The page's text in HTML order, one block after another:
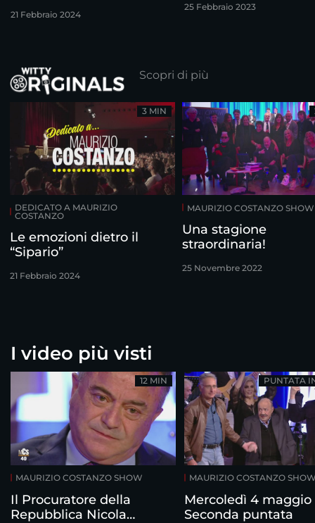
21 Febbraio 2024
intervistati da
25 Febbraio 2023
Scopri di più
DEDICATO A MAURIZIO
COSTANZO
Le emozioni dietro il
“Sipario”
21 Febbraio 2024
3 MIN
MAURIZIO COSTANZO SHOW
Una stagione
straordinaria!
25 Novembre 2022
I video più visti
MAURIZIO COSTANZO SHOW
Il Procuratore della
Repubblica Nicola
12 MIN
MAURIZIO COSTANZO
Mercoledì 4 maggio
Seconda puntata
PUNTATA